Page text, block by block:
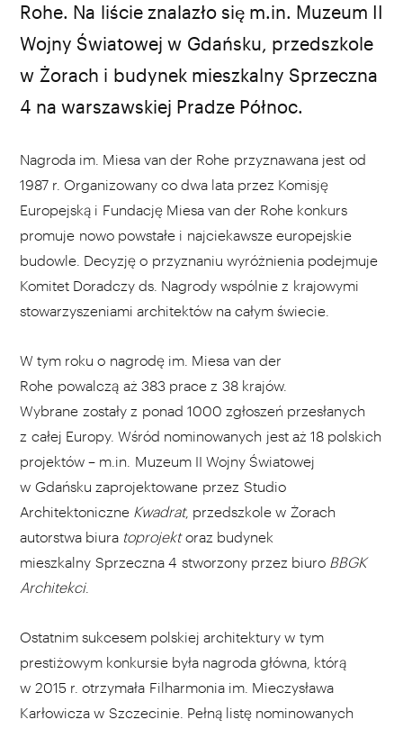
Rohe. Na liście znalazło się m.in. Muzeum II
Wojny Światowej w Gdańsku, przedszkole
w Żorach i budynek mieszkalny Sprzeczna
4 na warszawskiej Pradze Północ.
Nagroda im. Miesa van der Rohe przyznawana jest od
1987 r. Organizowany co dwa lata przez Komisję
Europejską i Fundację Miesa van der Rohe konkurs
promuje nowo powstałe i najciekawsze europejskie
budowle. Decyzję o przyznaniu wyróżnienia podejmuje
Komitet Doradczy ds. Nagrody wspólnie z krajowymi
stowarzyszeniami architektów na całym świecie.
W tym roku o nagrodę im. Miesa van der
Rohe powalczą aż 383 prace z 38 krajów.
Wybrane zostały z ponad 1000 zgłoszeń przesłanych
z całej Europy. Wśród nominowanych jest aż 18 polskich
projektów – m.in. Muzeum II Wojny Światowej
w Gdańsku zaprojektowane przez Studio
Architektoniczne Kwadrat, przedszkole w Żorach
autorstwa biura toprojektoraz budynek
mieszkalny Sprzeczna 4 stworzony przez biuro BBGK
Architekci.
Ostatnim sukcesem polskiej architektury w tym
prestiżowym konkursie była nagroda główna, którą
w 2015 r. otrzymała Filharmonia im. Mieczysława
Karłowicza w Szczecinie. Pełną listę nominowanych